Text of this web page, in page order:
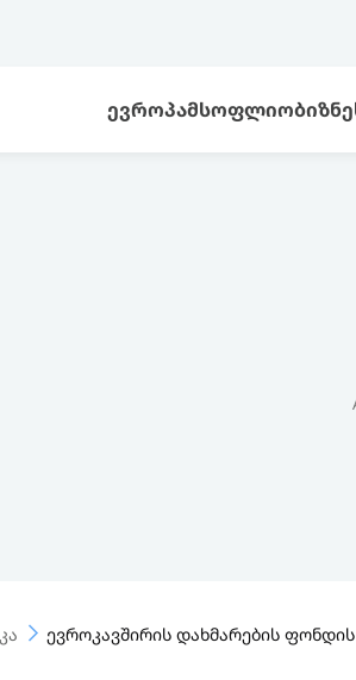
ᲔᲕᲠᲝᲞᲐᲛᲡᲝᲤᲚᲘᲝ
ევროკავშირის დახმარების